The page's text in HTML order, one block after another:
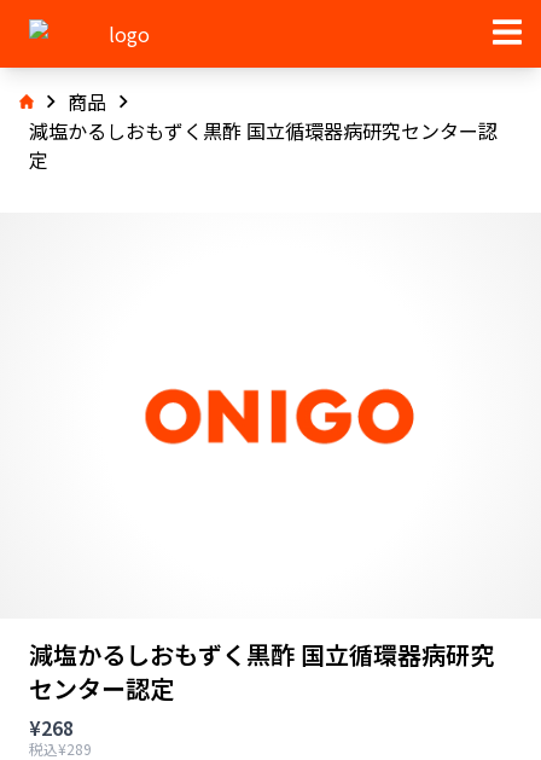
商品
減塩かるしおもずく黒酢 国立循環器病研究センター認
定
減塩かるしおもずく黒酢 国立循環器病研究
センター認定
¥268
税込¥289